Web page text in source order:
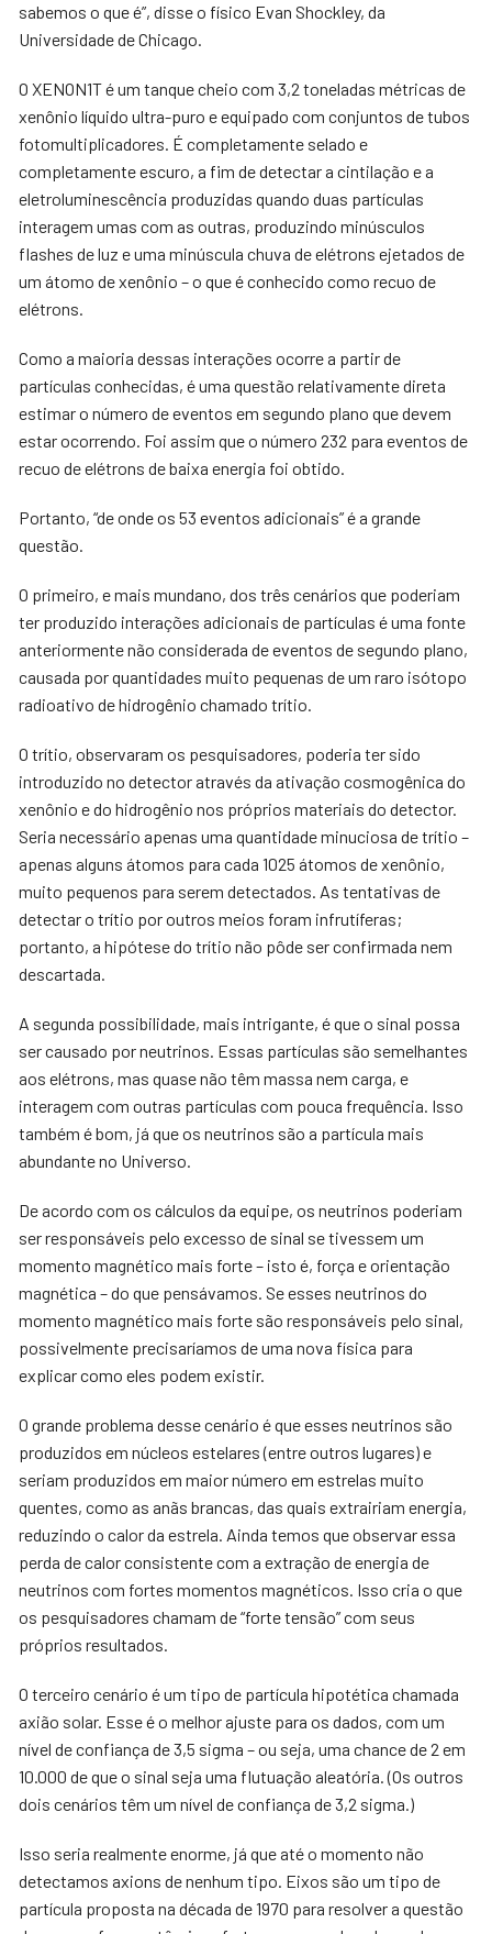
sabemos o que é”, disse o físico Evan Shockley, da
Universidade de Chicago.
O XENON1T é um tanque cheio com 3,2 toneladas métricas de
xenônio líquido ultra-puro e equipado com conjuntos de tubos
fotomultiplicadores. É completamente selado e
completamente escuro, a fim de detectar a cintilação e a
eletroluminescência produzidas quando duas partículas
interagem umas com as outras, produzindo minúsculos
flashes de luz e uma minúscula chuva de elétrons ejetados de
um átomo de xenônio – o que é conhecido como recuo de
elétrons.
Como a maioria dessas interações ocorre a partir de
partículas conhecidas, é uma questão relativamente direta
estimar o número de eventos em segundo plano que devem
estar ocorrendo. Foi assim que o número 232 para eventos de
recuo de elétrons de baixa energia foi obtido.
Portanto, “de onde os 53 eventos adicionais” é a grande
questão.
O primeiro, e mais mundano, dos três cenários que poderiam
ter produzido interações adicionais de partículas é uma fonte
anteriormente não considerada de eventos de segundo plano,
causada por quantidades muito pequenas de um raro isótopo
radioativo de hidrogênio chamado trítio.
O trítio, observaram os pesquisadores, poderia ter sido
introduzido no detector através da ativação cosmogênica do
xenônio e do hidrogênio nos próprios materiais do detector.
Seria necessário apenas uma quantidade minuciosa de trítio –
apenas alguns átomos para cada 1025 átomos de xenônio,
muito pequenos para serem detectados. As tentativas de
detectar o trítio por outros meios foram infrutíferas;
portanto, a hipótese do trítio não pôde ser confirmada nem
descartada.
A segunda possibilidade, mais intrigante, é que o sinal possa
ser causado por neutrinos. Essas partículas são semelhantes
aos elétrons, mas quase não têm massa nem carga, e
interagem com outras partículas com pouca frequência. Isso
também é bom, já que os neutrinos são a partícula mais
abundante no Universo.
De acordo com os cálculos da equipe, os neutrinos poderiam
ser responsáveis ​​pelo excesso de sinal se tivessem um
momento magnético mais forte – isto é, força e orientação
magnética – do que pensávamos. Se esses neutrinos do
momento magnético mais forte são responsáveis ​​pelo sinal,
possivelmente precisaríamos de uma nova física para
explicar como eles podem existir.
O grande problema desse cenário é que esses neutrinos são
produzidos em núcleos estelares (entre outros lugares) e
seriam produzidos em maior número em estrelas muito
quentes, como as anãs brancas, das quais extrairiam energia,
reduzindo o calor da estrela. Ainda temos que observar essa
perda de calor consistente com a extração de energia de
neutrinos com fortes momentos magnéticos. Isso cria o que
os pesquisadores chamam de “forte tensão” com seus
próprios resultados.
O terceiro cenário é um tipo de partícula hipotética chamada
axião solar. Esse é o melhor ajuste para os dados, com um
nível de confiança de 3,5 sigma – ou seja, uma chance de 2 em
10.000 de que o sinal seja uma flutuação aleatória. (Os outros
dois cenários têm um nível de confiança de 3,2 sigma.)
Isso seria realmente enorme, já que até o momento não
detectamos axions de nenhum tipo. Eixos são um tipo de
partícula proposta na década de 1970 para resolver a questão